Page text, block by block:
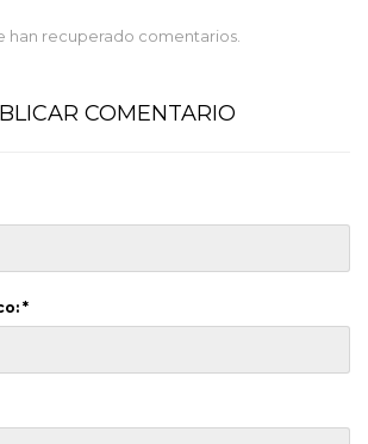
han recuperado comentarios.
COMENTARIO
*